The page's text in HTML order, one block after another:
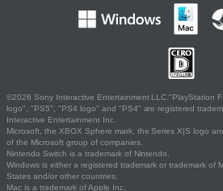
©2026 Sony Interactive Entertainment LLC."PlayStation
logo", "PS5", "PS4 logo" and "PS4" are registered
Interactive Entertainment Inc.
Microsoft, the XBOX Sphere mark, the Series X|S logo
of the Microsoft group of companies.
Nintendo Switch is a trademark of Nintendo.
Windows is either a registered trademark or trademark of
States and/or other countries.
Mac is a trademark of Apple Inc.